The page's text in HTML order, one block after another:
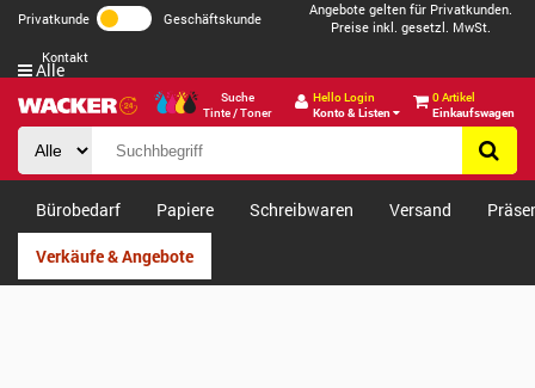
Privatkunde Geschäftskunde
Angebote gelten für Privatkunden.
Preise inkl. gesetzl. MwSt.
Kontakt
Suche
Tinte / Toner
Hello Login
Konto & Listen
0 Artikel
Einkaufswagen
Alle
Bürobedarf Papiere Schreibwaren Versand
Verkäufe & Angebote